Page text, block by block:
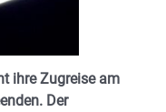
ihre Zugreise am
Der